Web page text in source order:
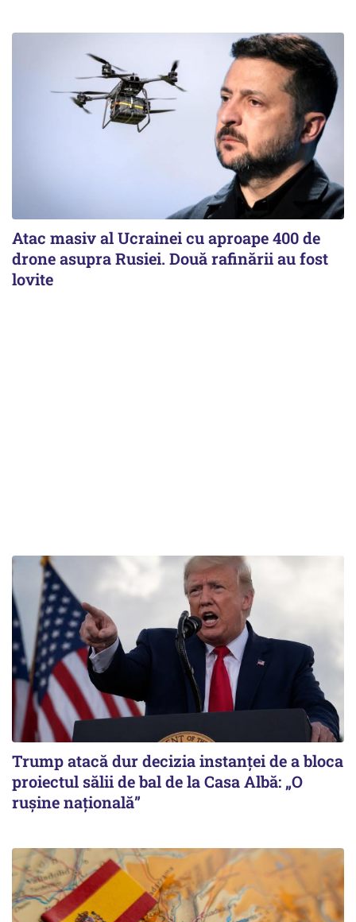
Atac masiv al Ucrainei cu aproape 400 de
drone asupra Rusiei. Două rafinării au fost
lovite
Trump atacă dur decizia instanţei de a bloca
proiectul sălii de bal de la Casa Albă: „O
ruşine naţională”